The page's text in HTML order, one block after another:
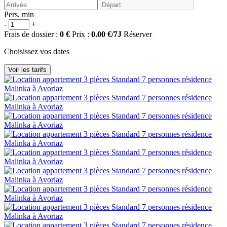
Pers. min
-
+
Frais de dossier : 0 € Prix : 0.00 €/7J Réserver
Choisissez vos dates